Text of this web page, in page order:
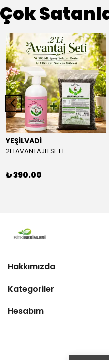
Çok
YEŞİLVADİ
2Lİ AVANTAJLI SETİ
₺ 390.00
Hakkımızda
Kategoriler
Hesabım